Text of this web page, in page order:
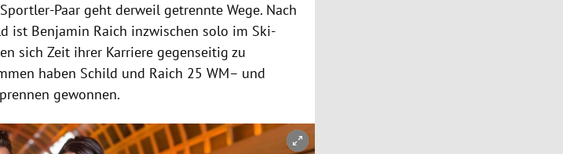
Paar geht derweil getrennte Wege. Nach
ist Benjamin Raich inzwischen solo im Ski-
sich Zeit ihrer Karriere gegenseitig zu
haben Schild und Raich 25 WM– und
gewonnen.